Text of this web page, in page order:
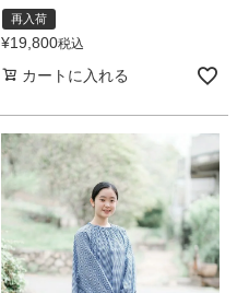
再入荷
¥19,800税込
カートに入れる